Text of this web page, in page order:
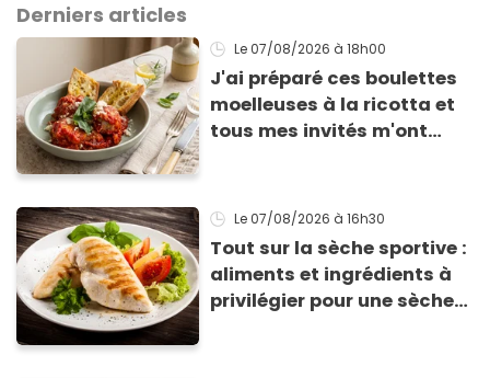
Derniers articles
Le 07/08/2026 à 18h00
J'ai préparé ces boulettes
moelleuses à la ricotta et
tous mes invités m'ont
Le 07/08/2026 à 16h30
Tout sur la sèche sportive :
aliments et ingrédients à
privilégier pour une sèche